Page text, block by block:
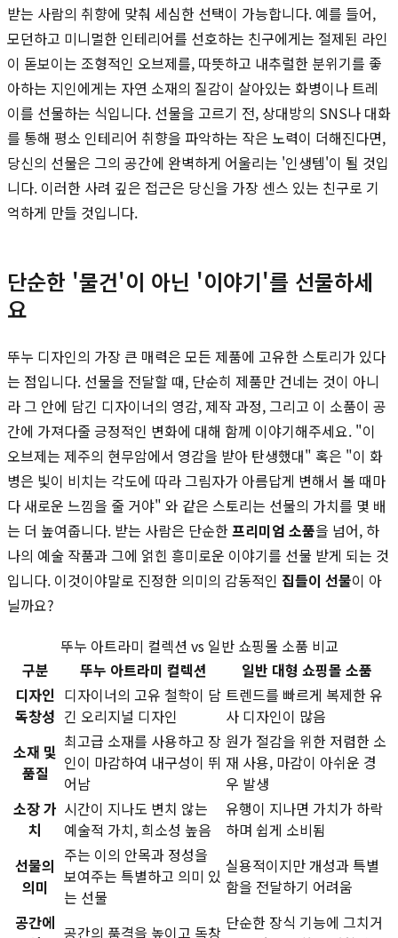
받는 사람의 취향에 맞춰 세심한 선택이 가능합니다. 예를 들어,
모던하고 미니멀한 인테리어를 선호하는 친구에게는 절제된 라인
이 돋보이는 조형적인 오브제를, 따뜻하고 내추럴한 분위기를 좋
아하는 지인에게는 자연 소재의 질감이 살아있는 화병이나 트레
이를 선물하는 식입니다. 선물을 고르기 전, 상대방의 SNS나 대화
를 통해 평소 인테리어 취향을 파악하는 작은 노력이 더해진다면,
당신의 선물은 그의 공간에 완벽하게 어울리는 '인생템'이 될 것입
니다. 이러한 사려 깊은 접근은 당신을 가장 센스 있는 친구로 기
억하게 만들 것입니다.
단순한 '물건'이 아닌 '이야기'를 선물하세
요
뚜누 디자인의 가장 큰 매력은 모든 제품에 고유한 스토리가 있다
는 점입니다. 선물을 전달할 때, 단순히 제품만 건네는 것이 아니
라 그 안에 담긴 디자이너의 영감, 제작 과정, 그리고 이 소품이 공
간에 가져다줄 긍정적인 변화에 대해 함께 이야기해주세요. "이
오브제는 제주의 현무암에서 영감을 받아 탄생했대" 혹은 "이 화
병은 빛이 비치는 각도에 따라 그림자가 아름답게 변해서 볼 때마
다 새로운 느낌을 줄 거야" 와 같은 스토리는 선물의 가치를 몇 배
는 더 높여줍니다. 받는 사람은 단순한프리미엄 소품을 넘어, 하
나의 예술 작품과 그에 얽힌 흥미로운 이야기를 선물 받게 되는 것
입니다. 이것이야말로 진정한 의미의 감동적인 집들이 선물이 아
닐까요?
뚜누 아트라미 컬렉션 vs 일반 쇼핑몰 소품 비교
구분
뚜누 아트라미 컬렉션
일반 대형 쇼핑몰 소품
디자인
독창성
디자이너의 고유 철학이 담
긴 오리지널 디자인
트렌드를 빠르게 복제한 유
사 디자인이 많음
소재 및
품질
최고급 소재를 사용하고 장
인이 마감하여 내구성이 뛰
어남
원가 절감을 위한 저렴한 소
재 사용, 마감이 아쉬운 경
우 발생
소장 가
치
시간이 지나도 변치 않는
예술적 가치, 희소성 높음
유행이 지나면 가치가 하락
하며 쉽게 소비됨
선물의
의미
주는 이의 안목과 정성을
보여주는 특별하고 의미 있
는 선물
실용적이지만 개성과 특별
함을 전달하기 어려움
공간에 공간의 품격을 높이고 독창 단순한 장식 기능에 그치거